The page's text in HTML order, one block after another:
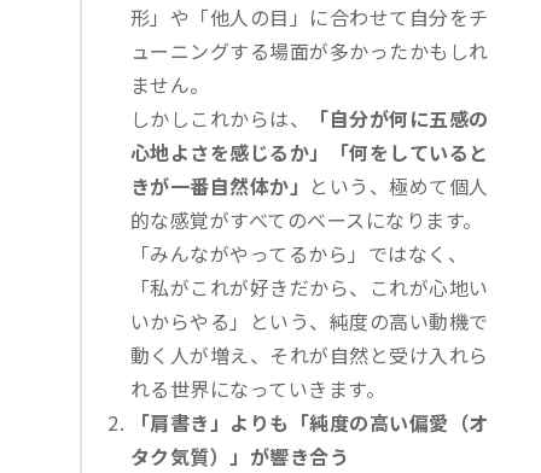
形」や「他人の目」に合わせて自分をチ
ューニングする場面が多かったかもしれ
ません。
しかしこれからは、
「自分が何に五感の
心地よさを感じるか」「何をしていると
きが一番自然体か」 という、極めて個人
的な感覚がすべてのベースになります。
「みんながやってるから」ではなく、
「私がこれが好きだから、これが心地い
いからやる」という、純度の高い動機で
動く人が増え、それが自然と受け入れら
れる世界になっていきます。
「肩書き」よりも「純度の高い偏愛（オ
タク気質）」が響き合う